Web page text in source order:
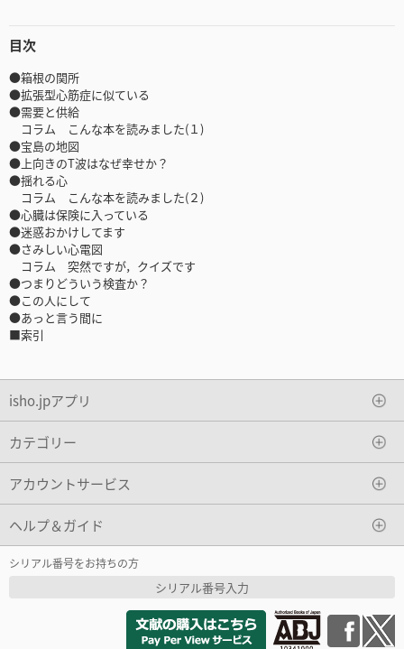
目次
●箱根の関所
●拡張型心筋症に似ている
●需要と供給
コラム こんな本を読みました(１)
●宝島の地図
●上向きのT波はなぜ幸せか？
●揺れる心
コラム こんな本を読みました(２)
●心臓は保険に入っている
●迷惑おかけしてます
●さみしい心電図
コラム 突然ですが，クイズです
●つまりどういう検査か？
●この人にして
●あっと言う間に
■索引
isho.jpアプリ
カテゴリー
アカウントサービス
ヘルプ＆ガイド
シリアル番号をお持ちの方
シリアル番号入力